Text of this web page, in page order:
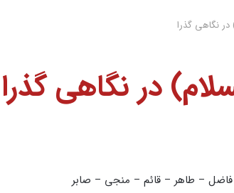
در نگاهی گذرا
در نگاهی گذرا
– طاهر – قائم – منجی – صابر